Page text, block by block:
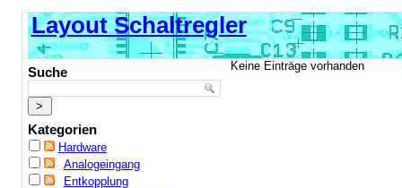
Layout Schaltregler
Suche
Kategorien
Hardware
Analogeingang
Entkopplung
Keine Einträge vorhanden